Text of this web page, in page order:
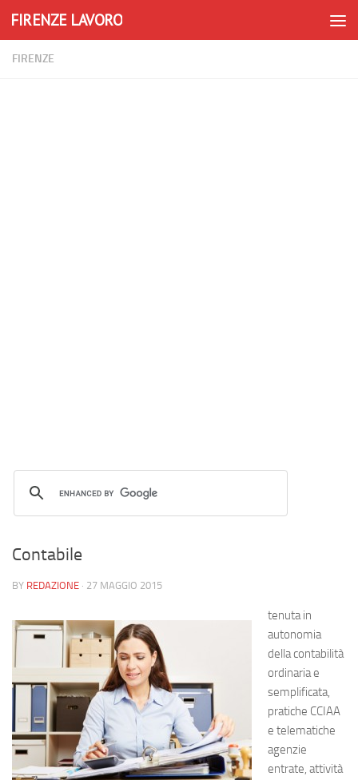
Skip to content
FIRENZE LAVORO
FIRENZE
Contabile
BY REDAZIONE · 27 MAGGIO 2015
tenuta in
autonomia
della contabilità
ordinaria e
semplificata,
pratiche CCIAA
e telematiche
agenzie
entrate, attività